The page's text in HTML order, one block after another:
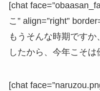
[chat
こ” align=”right”
もうそんな時期です
したから、今年こそ
[chat